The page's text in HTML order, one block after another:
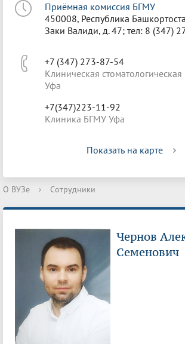
Приёмная комиссия БГМУ
450008, Республика
Заки Валиди, д. 47; тел: 8 (347)
+7 (347) 273-87-54
Клиническая
Уфа
+7(347)223-11-92
Клиника БГМУ Уфа
Показать на карте
О ВУЗе › Сотрудники
Чернов
Семенович